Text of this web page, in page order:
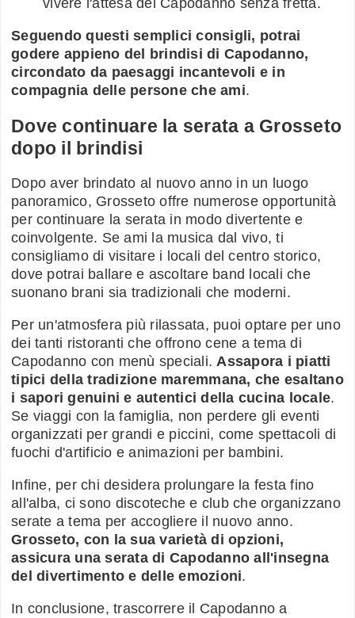
Seguendo questi semplici consigli, potrai
godere appieno del brindisi di Capodanno,
circondato da paesaggi incantevoli e in
compagnia delle persone che ami.
Dove continuare la serata a Grosseto
dopo il brindisi
Dopo aver brindato al nuovo anno in un luogo
panoramico, Grosseto offre numerose opportunità
per continuare la serata in modo divertente e
coinvolgente. Se ami la musica dal vivo, ti
consigliamo di visitare i locali del centro storico,
dove potrai ballare e ascoltare band locali che
suonano brani sia tradizionali che moderni.
Per un'atmosfera più rilassata, puoi optare per uno
dei tanti ristoranti che offrono cene a tema di
Capodanno con menù speciali.Assapora i piatti
tipici della tradizione maremmana, che esaltano
i sapori genuini e autentici della cucina locale.
Se viaggi con la famiglia, non perdere gli eventi
organizzati per grandi e piccini, come spettacoli di
fuochi d'artificio e animazioni per bambini.
Infine, per chi desidera prolungare la festa fino
all'alba, ci sono discoteche e club che organizzano
serate a tema per accogliere il nuovo anno.
Grosseto, con la sua varietà di opzioni,
assicura una serata di Capodanno all'insegna
del divertimento e delle emozioni.
In conclusione, trascorrere il Capodanno a